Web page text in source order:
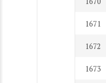
1671
1672
1673